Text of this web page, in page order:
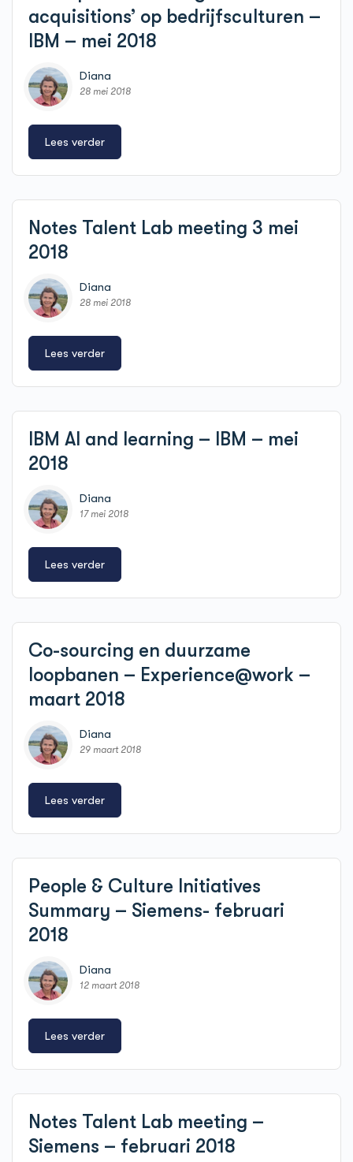
acquisitions’ op bedrijfsculturen –
IBM – mei 2018
Diana
28 mei 2018
Lees verder
Notes Talent Lab meeting 3 mei
2018
Diana
28 mei 2018
Lees verder
IBM AI and learning – IBM – mei
2018
Diana
17 mei 2018
Lees verder
Co-sourcing en duurzame
loopbanen – Experience@work –
maart 2018
Diana
29 maart 2018
Lees verder
People & Culture Initiatives
Summary – Siemens- februari
2018
Diana
12 maart 2018
Lees verder
Notes Talent Lab meeting –
Siemens – februari 2018